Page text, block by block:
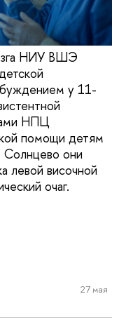
НИУ ВШЭ
у 11-
НПЦ
помощи детям
Солнцево они
левой височной
очаг.
27 мая